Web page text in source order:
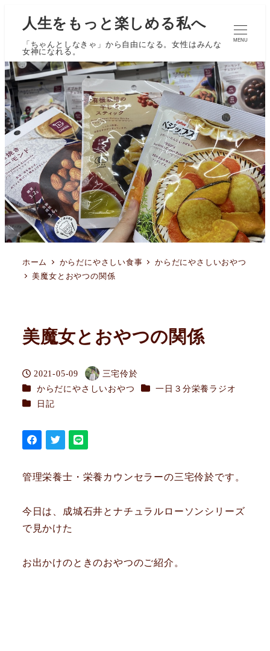
人生をもっと楽しめる私へ
「ちゃんとしなきゃ」から自由になる。女性はみんな
女神になれる。
MENU
ホーム からだにやさしい食事
からだにやさしいおやつ
美魔女とおやつの関係
美魔女とおやつの関係
投稿日
2021-05-09
著
者
三宅伶於
カテゴリー
からだにやさしいおやつ カテゴリー
一日３分栄養ラジオ
カテゴリー
日記
管理栄養士・栄養カウンセラーの三宅伶於です。
今日は、成城石井とナチュラルローソンシリーズ
で見かけた
お出かけのときのおやつのご紹介。